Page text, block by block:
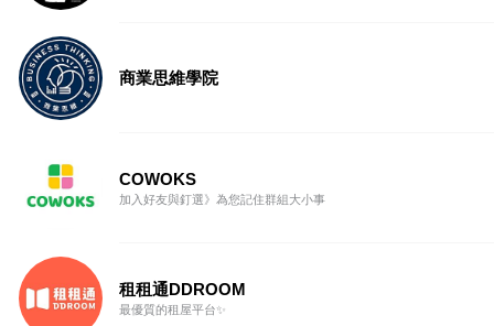
商業思維學院
COWOKS
加入好友與釘選》為您記住群組大小事
租租通DDROOM
最優質的租屋平台✨